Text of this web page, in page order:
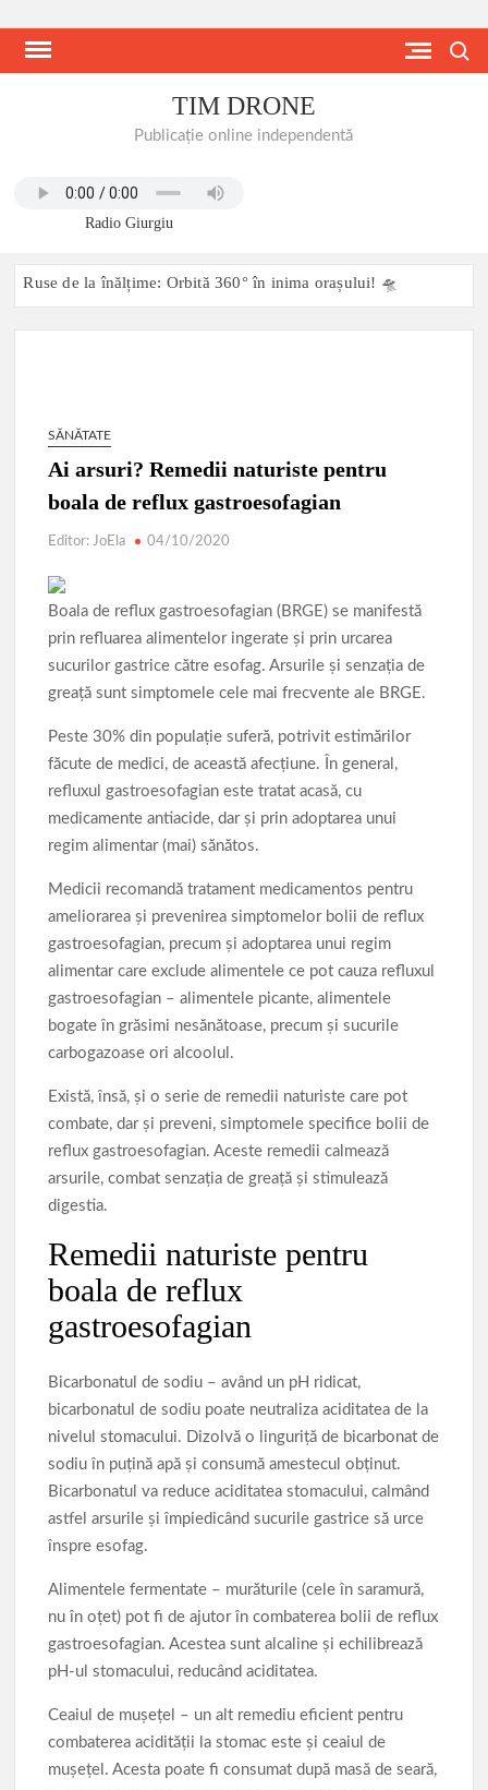
TIM DRONE
Publicație online independentă
Radio Giurgiu
Ruse de la înălțime: Orbită 360° în inima orașului! 🛸
MODERNIZARE DRUM COMUNAL DC 90 MIHAI BRAVU,
JUDETUL GIURGIU 11.06.2026
Parcul de Aventură Comana 2026
Târgul Călugăreni
Lucrările de modernizare a infrastructurii rutiere din municipiu
AVERTIZARE: Actualizați de urgență aplicațiile de tip
browser bazate pe Chromium
Povestea calendarului si Castelul de lut 2025
SĂNĂTATE
Ai arsuri? Remedii naturiste pentru
boala de reflux gastroesofagian
Editor: JoEla 04/10/2020
Boala de reflux gastroesofagian (BRGE) se manifestă
prin refluarea alimentelor ingerate și prin urcarea
sucurilor gastrice către esofag. Arsurile și senzația de
greață sunt simptomele cele mai frecvente ale BRGE.
Peste 30% din populație suferă, potrivit estimărilor
făcute de medici, de această afecțiune. În general,
refluxul gastroesofagian este tratat acasă, cu
medicamente antiacide, dar și prin adoptarea unui
regim alimentar (mai) sănătos.
Medicii recomandă tratament medicamentos pentru
ameliorarea și prevenirea simptomelor bolii de reflux
gastroesofagian, precum și adoptarea unui regim
alimentar care exclude alimentele ce pot cauza refluxul
gastroesofagian – alimentele picante, alimentele
bogate în grăsimi nesănătoase, precum și sucurile
carbogazoase ori alcoolul.
Există, însă, și o serie de remedii naturiste care pot
combate, dar și preveni, simptomele specifice bolii de
reflux gastroesofagian. Aceste remedii calmează
arsurile, combat senzația de greață și stimulează
digestia.
Remedii naturiste pentru
boala de reflux
gastroesofagian
Bicarbonatul de sodiu – având un pH ridicat,
bicarbonatul de sodiu poate neutraliza aciditatea de la
nivelul stomacului. Dizolvă o linguriță de bicarbonat de
sodiu în puțină apă și consumă amestecul obținut.
Bicarbonatul va reduce aciditatea stomacului, calmând
astfel arsurile și împiedicând sucurile gastrice să urce
înspre esofag.
Alimentele fermentate – murăturile (cele în saramură,
nu în oțet) pot fi de ajutor în combaterea bolii de reflux
gastroesofagian. Acestea sunt alcaline și echilibrează
pH-ul stomacului, reducând aciditatea.
Ceaiul de mușețel – un alt remediu eficient pentru
combaterea acidității la stomac este și ceaiul de
mușețel. Acesta poate fi consumat după masă de seară,